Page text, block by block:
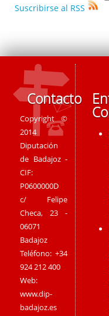
Suscribirse al RSS
Contacto
Copyright ©
2014
Diputación
de Badajoz -
CIF:
P0600000D
c/ Felipe
Checa, 23 -
06071
Badajoz
Teléfono: +34
924 212 400
Web:
www.dip-
badajoz.es
Entidades